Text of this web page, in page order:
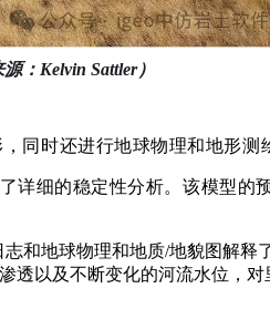
：Kelvin Sattler）
同时还进行地球物理和地形
详细的稳定性分析。该模型的
和地球物理和地质/地貌图解
以及不断变化的河流水位，